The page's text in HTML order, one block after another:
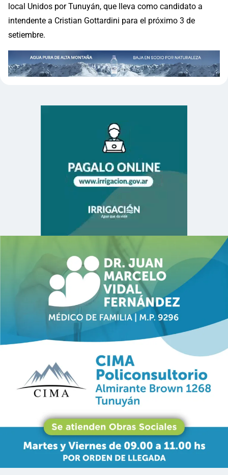
local Unidos por Tunuyán, que lleva como candidato a
intendente a Cristian Gottardini para el próximo 3 de
setiembre.